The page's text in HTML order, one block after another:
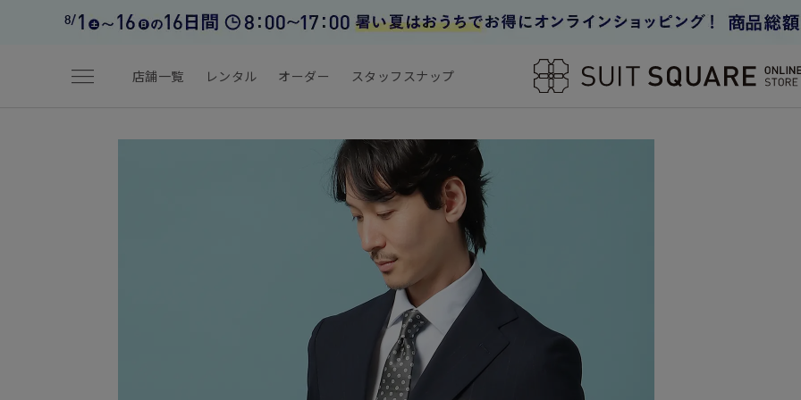
menu 店舗一覧 レンタル オーダー スタッフスナップ